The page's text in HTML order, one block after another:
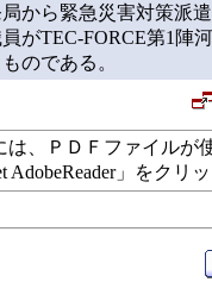
から緊急災害対策派
がTEC-FORCE第1陣
のである。
は、ＰＤＦファイル
AdobeReader」をク